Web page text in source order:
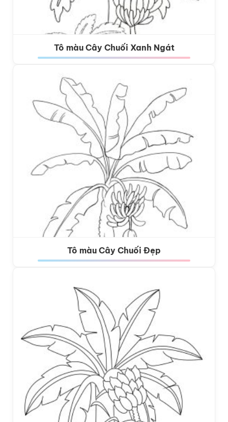
Tô màu Cây Chuối Xanh Ngát
Tô màu Cây Chuối Đẹp